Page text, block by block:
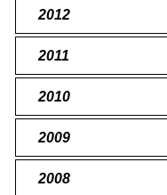
2012
2011
2010
2009
2008